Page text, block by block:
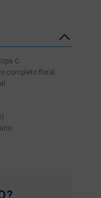
C
completo floral.